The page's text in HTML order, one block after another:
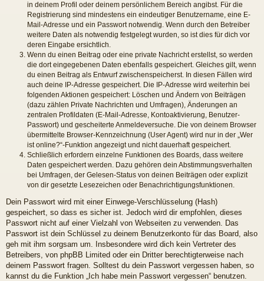
in deinem Profil oder deinem persönlichem Bereich angibst. Für die
Registrierung sind mindestens ein eindeutiger Benutzername, eine E-
Mail-Adresse und ein Passwort notwendig. Wenn durch den Betreiber
weitere Daten als notwendig festgelegt wurden, so ist dies für dich vor
deren Eingabe ersichtlich.
Wenn du einen Beitrag oder eine private Nachricht erstellst, so werden
die dort eingegebenen Daten ebenfalls gespeichert. Gleiches gilt, wenn
du einen Beitrag als Entwurf zwischenspeicherst. In diesen Fällen wird
auch deine IP-Adresse gespeichert. Die IP-Adresse wird weiterhin bei
folgenden Aktionen gespeichert: Löschen und Ändern von Beiträgen
(dazu zählen Private Nachrichten und Umfragen), Änderungen an
zentralen Profildaten (E-Mail-Adresse, Kontoaktivierung, Benutzer-
Passwort) und gescheiterte Anmeldeversuche. Die von deinem Browser
übermittelte Browser-Kennzeichnung (User Agent) wird nur in der „Wer
ist online?“-Funktion angezeigt und nicht dauerhaft gespeichert.
Schließlich erfordern einzelne Funktionen des Boards, dass weitere
Daten gespeichert werden. Dazu gehören dein Abstimmungsverhalten
bei Umfragen, der Gelesen-Status von deinen Beiträgen oder explizit
von dir gesetzte Lesezeichen oder Benachrichtigungsfunktionen.
Dein Passwort wird mit einer Einwege-Verschlüsselung (Hash)
gespeichert, so dass es sicher ist. Jedoch wird dir empfohlen, dieses
Passwort nicht auf einer Vielzahl von Webseiten zu verwenden. Das
Passwort ist dein Schlüssel zu deinem Benutzerkonto für das Board, also
geh mit ihm sorgsam um. Insbesondere wird dich kein Vertreter des
Betreibers, von phpBB Limited oder ein Dritter berechtigterweise nach
deinem Passwort fragen. Solltest du dein Passwort vergessen haben, so
kannst du die Funktion „Ich habe mein Passwort vergessen“ benutzen.